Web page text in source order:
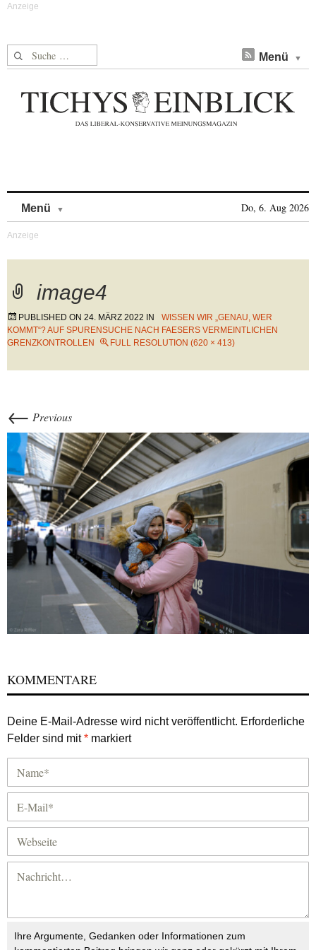
Suche nach: Menü
Menü Do, 6. Aug 2026
image4
PUBLISHED ON 24. MÄRZ 2022 IN
WISSEN WIR „GENAU, WER
KOMMT“? AUF SPURENSUCHE NACH FAESERS VERMEINTLICHEN
GRENZKONTROLLEN
FULL RESOLUTION (620 × 413)
← Previous
KOMMENTARE
Deine E-Mail-Adresse wird nicht veröffentlicht. Erforderliche
Felder sind mit* markiert
Ihre Argumente, Gedanken oder Informationen zum